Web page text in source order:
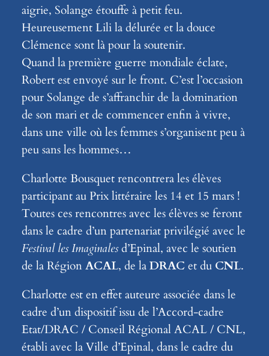
aigrie, Solange étouffe à petit feu.
Heureusement Lili la délurée et la douce
Clémence sont là pour la soutenir.
Quand la première guerre mondiale éclate,
Robert est envoyé sur le front. C’est l’occasion
pour Solange de s’affranchir de la domination
de son mari et de commencer enfin à vivre,
dans une ville où les femmes s’organisent peu à
peu sans les hommes…
Charlotte Bousquet rencontrera les élèves
participant au Prix littéraire les 14 et 15 mars !
Toutes ces rencontres avec les élèves se feront
dans le cadre d’un partenariat privilégié avec le
Festival les Imaginalesd’Epinal, avec le soutien
de la RégionACAL, de laDRAC et du CNL.
Charlotte est en effet auteure associée dans le
cadre d’un dispositif issu de l’Accord-cadre
Etat/DRAC / Conseil Régional ACAL / CNL,
établi avec la Ville d’Epinal, dans le cadre du